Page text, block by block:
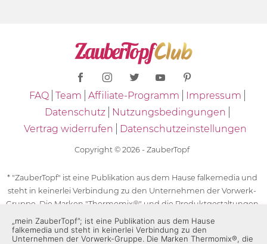
FAQ Team Affiliate-Programm
Impressum
Datenschutz
Nutzungsbedingungen
Vertrag widerrufen
Datenschutzeinstellungen
Copyright © 2026 - ZauberTopf
* "ZauberTopf" ist eine Publikation aus dem Hause falkemedia und
steht in keinerlei Verbindung zu den Unternehmen der Vorwerk-
Gruppe. Die Marken "Thermomix®" und die Produktgestaltungen
des "Thermomix®" sind eingetragene Marken der Unternehmen
der Vorwerk-Gruppe. Die Marken Thermomix®, die Zeichen TM5®,
„mein ZauberTopf”; ist eine Publikation aus dem Hause
falkemedia und steht in keinerlei Verbindung zu den
Unternehmen der Vorwerk-Gruppe. Die Marken Thermomix®, die